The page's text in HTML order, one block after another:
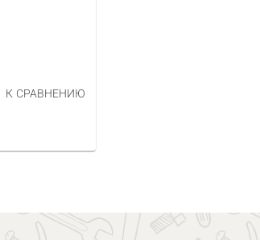
К СРАВНЕНИЮ